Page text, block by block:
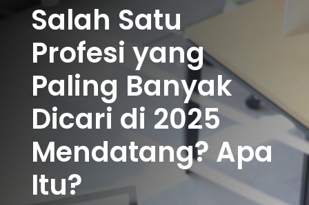
Salah Satu
Profesi yang
Paling Banyak
Dicari di 2025
Mendatang? Apa
Itu?